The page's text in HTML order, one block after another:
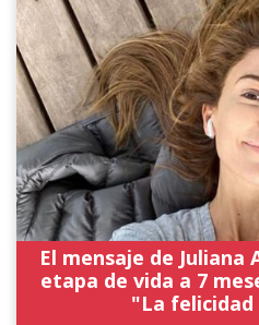
El mensaje de Juliana
etapa de vida a 7
"La felicidad